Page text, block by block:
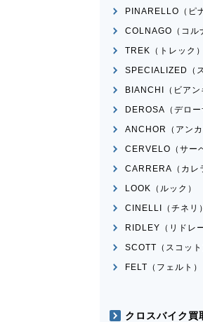
PINARELLO（ピ
COLNAGO（コル
TREK（トレック）
SPECIALIZED（
BIANCHI（ビアン
DEROSA（デロー
ANCHOR（アンカ
CERVELO（サー
CARRERA（カレ
LOOK（ルック）
CINELLI（チネリ）
RIDLEY（リドレー
SCOTT（スコット
FELT（フェルト）
クロスバイク買